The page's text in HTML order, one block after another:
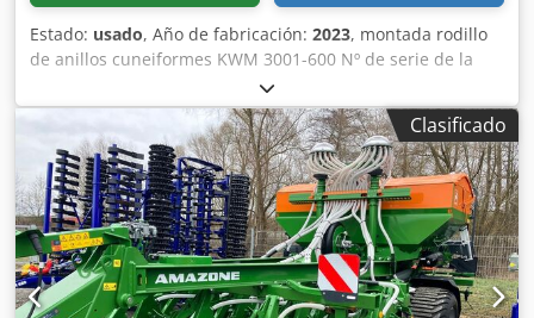
Estado: usado, Año de fabricación: 2023, montada rodillo
de anillos cuneiformes KWM 3001-600 Nº de serie de la
máquina KW00059843 Juego de cojinetes para / Rodillo -
Grada de discos compacta de acoplamiento - Portadiscos
para Catros / Ajuste hidráulico de profundidad de trabajo
Iluminación LED para carretera para máquinas rígidas /
Disco Codpfx Ajr Ty N Ejbgsrf
Clasificado